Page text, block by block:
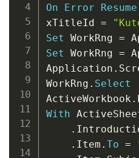
On
Error Resume
xTitleId =
Set WorkRng =
Set WorkRng =
Application .
WorkRng . Select
ActiveWorkbook .
With
.
. Item . To =